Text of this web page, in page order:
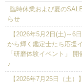
臨時休業および夏の
らせ
【2026年5月2日(土)～6
から輝く鑑定士たち応援
「研磨体験イベント」 開
♪
【2026年7月25日（土）